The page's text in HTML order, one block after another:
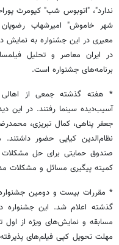
ندارد"، "اتوبوس شب" کیومرث
شهر خاموش" امیرشهاب
معیری در این جشنواره به
در ایران معاصر و تحلیل
برنامه‌های جشنواره است.
* هفته گذشته جمعی از اهالی
آسیب‌دیده سینما رفتند. در این
جعفر پناهی، کمال تبریزی،
نظام‌الدین کیایی حضور
صندوق حمایتی برای حل مشکلات
کمیته پیگیری مسائل و مشکلات
* مقررات بیست و دومین جشنواره
گذشته اعلام شد. این
مهلت تحویل کپی فیلم‌های